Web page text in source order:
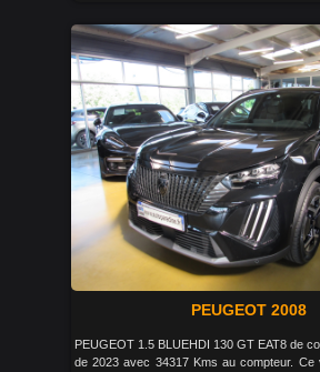
PEUGEOT 2008
PEUGEOT 1.5 BLUEHDI 130 GT EAT8 de
de 2023 avec 34317 Kms au compteur. Ce